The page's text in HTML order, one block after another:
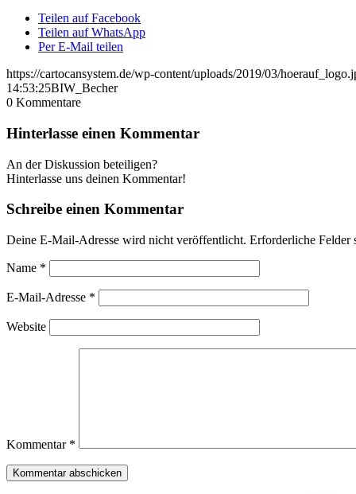
Teilen auf Facebook
Teilen auf WhatsApp
Per E-Mail teilen
https://cartocansystem.de/wp-content/uploads/2019/03/
14:53:25BIW_Becher
0 Kommentare
Hinterlasse einen Kommentar
An der Diskussion beteiligen?
Hinterlasse uns deinen Kommentar!
Schreibe einen Kommentar
Deine E-Mail-Adresse wird nicht veröffentlicht. Erforderliche Felder
Name *
E-Mail-Adresse *
Website
Kommentar *